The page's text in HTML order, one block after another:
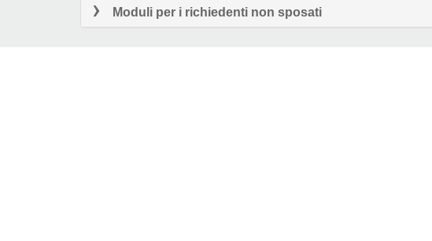
Moduli per i richiedenti non sposati